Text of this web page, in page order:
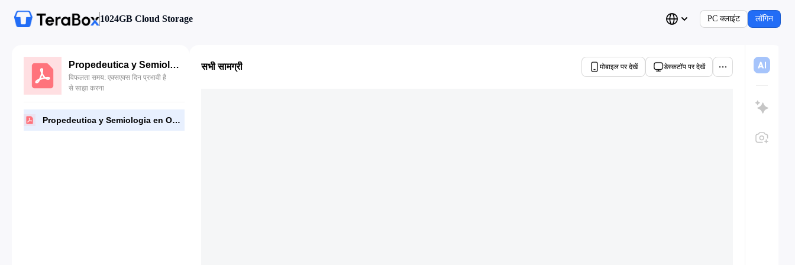
1024GB Cloud Storage PC क्लाइंट लॉगिन
Propedeutica y Semiologia en Odontologia.pdf
विफलता समय: एक्सएक्स दिन प्रभावी है
से साझा करना
Propedeutica y Semiologia en Odontologia.pdf
सभी सामग्री मोबाइल पर देखें डेस्कटॉप पर देखें